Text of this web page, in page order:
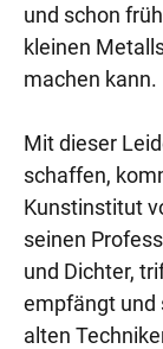
und schon
kleinen
machen kann.
Mit dieser
schaffen,
Kunstinstitut
seinen
und Dichter,
empfängt und
alten